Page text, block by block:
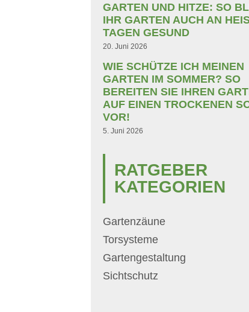
GARTEN UND HITZE: SO
IHR GARTEN AUCH AN
AGEN GESUND
20. Juni 2026
WIE SCHÜTZE ICH MEINEN
GARTEN IM SOMMER? SO
BEREITEN SIE IHREN
AUF EINEN TROCKENEN
VOR!
5. Juni 2026
RATGEBER
KATEGORIEN
Gartenzäune
Torsysteme
Gartengestaltung
Sichtschutz